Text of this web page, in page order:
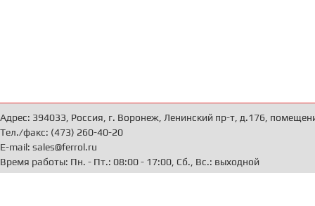
Адрес: 394033, Россия, г. Воронеж, Ленинский пр-т, д.176,
Тел./факс: (473) 260-40-20
E-mail: sales@ferrol.ru
Время работы: Пн. - Пт.: 08:00 - 17:00, Сб., Вс.: выходной